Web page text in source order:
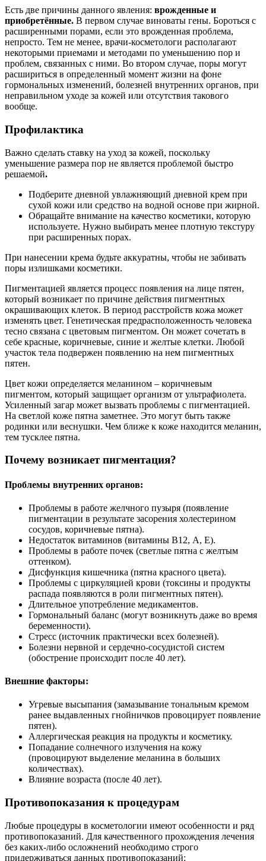
Есть две причины данного явления: врожденные и
приобретённые. В первом случае виноваты гены. Бороться с
расширенными порами, если это врожденная проблема,
непросто. Тем не менее, врачи-косметологи располагают
некоторыми приемами и методами по уменьшению пор и
проблем, связанных с ними. Во втором случае, поры могут
расшириться в определенный момент жизни на фоне
гормональных изменений, болезней внутренних органов, при
неправильном уходе за кожей или отсутствия такового
вообще.
Профилактика
Важно сделать ставку на уход за кожей, поскольку
уменьшение размера пор не является проблемой быстро
решаемой.
Подберите дневной увлажняющий дневной крем при
сухой кожи или средство на водной основе при жирной.
Обращайте внимание на качество косметики, которую
используете. Нужно выбирать менее плотную текстуру
при расширенных порах.
При нанесении крема будьте аккуратны, чтобы не забивать
поры излишками косметики.
Пигментацией является процесс появления на лице пятен,
который возникает по причине действия пигментных
окрашивающих клеток. В период расстройств кожа может
изменять цвет. Генетическая предрасположенность человека
тесно связана с цветовым пигментом. Он может сочетать в
себе красные, коричневые, синие и желтые клетки. Любой
участок тела подвержен появлению на нем пигментных
пятен.
Цвет кожи определяется меланином – коричневым
пигментом, который защищает организм от ультрафиолета.
Усиленный загар может вызвать проблемы с пигментацией.
На светлой коже пятна заметнее. Это могут быть также
родинки или веснушки. Чем ближе к коже находится меланин,
тем тусклее пятна.
Почему возникает пигментация?
Проблемы внутренних органов:
Проблемы в работе желчного пузыря (появление
пигментации в результате засорения холестерином
сосудов, коричневые пятна).
Недостаток витаминов (витамины В12, А, Е).
Проблемы в работе почек (светлые пятна с желтым
оттенком).
Дисфункция кишечника (пятна красного цвета).
Проблемы с циркуляцией крови (токсины и продукты
распада появляются в роли пигментных пятен).
Длительное употребление медикаментов.
Гормональный баланс (могут возникнуть даже во время
беременности).
Стресс (источник практически всех болезней).
Болезни нервной и сердечно-сосудистой систем
(обострение происходит после 40 лет).
Внешние факторы:
Угревые высыпания (замазывание тональным кремом
ранее выдавленных гнойничков провоцирует появление
пятен).
Аллергическая реакция на продукты и косметику.
Попадание солнечного излучения на кожу
(провоцируют выделение меланина в больших
количествах).
Влияние возраста (после 40 лет).
Противопоказания к процедурам
Любые процедуры в косметологии имеют особенности и ряд
противопоказаний. Для качественного прохождения лечения
без каких-либо осложнений необходимо строго
придерживаться данных противопоказаний: